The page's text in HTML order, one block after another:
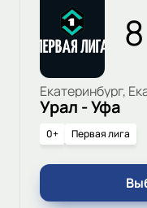
8
Екатеринбург,
Урал - Уфа
0+ Первая лига